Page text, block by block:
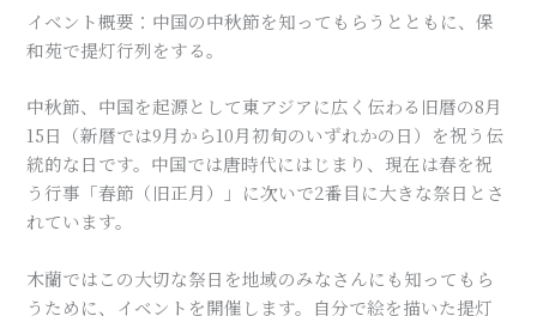
イベント概要：中国の中秋節を知ってもらうとともに、保
和苑で提灯行列をする。
中秋節、中国を起源として東アジアに広く伝わる旧暦の8月
15日（新暦では9月から10月初旬のいずれかの日）を祝う伝
統的な日です。中国では唐時代にはじまり、現在は春を祝
う行事「春節（旧正月）」に次いで2番目に大きな祭日とさ
れています。
木蘭ではこの大切な祭日を地域のみなさんにも知ってもら
うために、イベントを開催します。自分で絵を描いた提灯